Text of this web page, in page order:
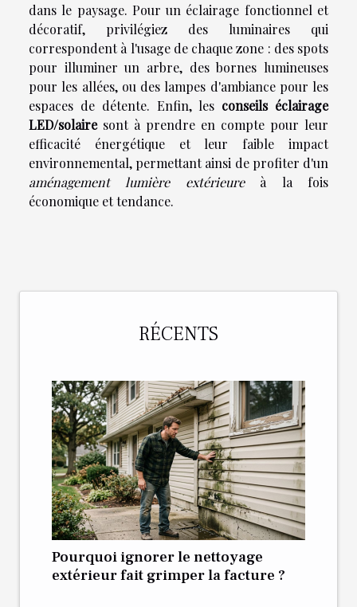
dans le paysage. Pour un éclairage fonctionnel et
décoratif, privilégiez des luminaires qui
correspondent à l'usage de chaque zone : des spots
pour illuminer un arbre, des bornes lumineuses
pour les allées, ou des lampes d'ambiance pour les
espaces de détente. Enfin, les conseils éclairage
LED/solairesont à prendre en compte pour leur
efficacité énergétique et leur faible impact
environnemental, permettant ainsi de profiter d'un
aménagement lumière extérieureà la fois
économique et tendance.
RÉCENTS
Pourquoi ignorer le nettoyage
extérieur fait grimper la facture ?